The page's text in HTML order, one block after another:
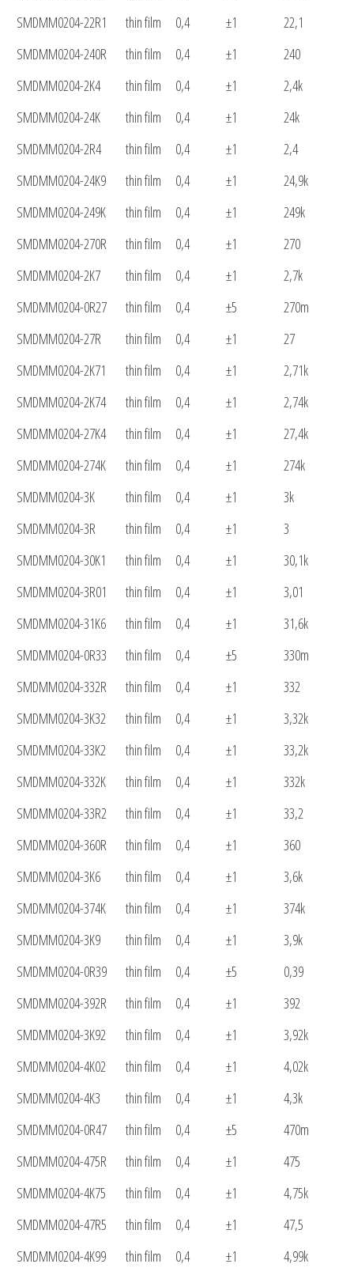
SMDMM0204-22R1
thin film 0,4 ±1
22,1
SMDMM0204-240R
thin film 0,4 ±1
240
SMDMM0204-2K4
thin film 0,4 ±1
2,4k
SMDMM0204-24K
thin film 0,4 ±1
24k
SMDMM0204-2R4
thin film 0,4 ±1
2,4
SMDMM0204-24K9
thin film 0,4 ±1
24,9k
SMDMM0204-249K
thin film 0,4 ±1
249k
SMDMM0204-270R
thin film 0,4 ±1
270
SMDMM0204-2K7
thin film 0,4 ±1
2,7k
SMDMM0204-0R27
thin film 0,4 ±5
270m
SMDMM0204-27R
thin film 0,4 ±1
27
SMDMM0204-2K71
thin film 0,4 ±1
2,71k
SMDMM0204-2K74
thin film 0,4 ±1
2,74k
SMDMM0204-27K4
thin film 0,4 ±1
27,4k
SMDMM0204-274K
thin film 0,4 ±1
274k
SMDMM0204-3K
thin film 0,4 ±1
3k
SMDMM0204-3R
thin film 0,4 ±1
3
SMDMM0204-30K1
thin film 0,4 ±1
30,1k
SMDMM0204-3R01
thin film 0,4 ±1
3,01
SMDMM0204-31K6
thin film 0,4 ±1
31,6k
SMDMM0204-0R33
thin film 0,4 ±5
330m
SMDMM0204-332R
thin film 0,4 ±1
332
SMDMM0204-3K32
thin film 0,4 ±1
3,32k
SMDMM0204-33K2
thin film 0,4 ±1
33,2k
SMDMM0204-332K
thin film 0,4 ±1
332k
SMDMM0204-33R2
thin film 0,4 ±1
33,2
SMDMM0204-360R
thin film 0,4 ±1
360
SMDMM0204-3K6
thin film 0,4 ±1
3,6k
SMDMM0204-374K
thin film 0,4 ±1
374k
SMDMM0204-3K9
thin film 0,4 ±1
3,9k
SMDMM0204-0R39
thin film 0,4 ±5
0,39
SMDMM0204-392R
thin film 0,4 ±1
392
SMDMM0204-3K92
thin film 0,4 ±1
3,92k
SMDMM0204-4K02
thin film 0,4 ±1
4,02k
SMDMM0204-4K3
thin film 0,4 ±1
4,3k
SMDMM0204-0R47
thin film 0,4 ±5
470m
SMDMM0204-475R
thin film 0,4 ±1
475
SMDMM0204-4K75
thin film 0,4 ±1
4,75k
SMDMM0204-47R5
thin film 0,4 ±1
47,5
SMDMM0204-4K99
thin film 0,4 ±1
4,99k